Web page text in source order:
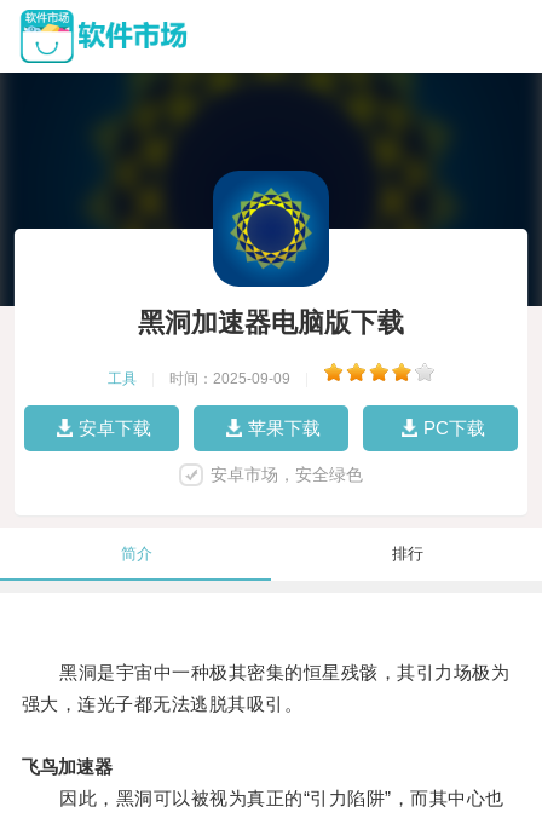
黑洞加速器电脑版下载
工具 时间：2025-09-09
安卓下载 苹果下载 PC下载
安卓市场，安全绿色
简介 排行
黑洞是宇宙中一种极其密集的恒星残骸，其引力场极为
强大，连光子都无法逃脱其吸引。
飞鸟加速器
因此，黑洞可以被视为真正的“引力陷阱”，而其中心也